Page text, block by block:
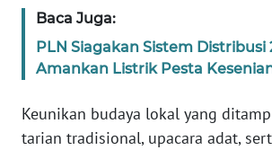
Baca Juga:
PLN Siagakan Sistem Distribusi
Amankan Listrik Pesta
Keunikan budaya lokal yang
tarian tradisional, upacara adat,
WN
PAPUA
WN
BARAT